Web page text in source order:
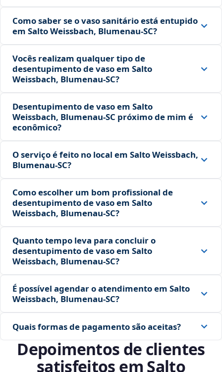
Como saber se o vaso sanitário está entupido
em Salto Weissbach, Blumenau‑SC?
Vocês realizam qualquer tipo de
desentupimento de vaso em Salto
Weissbach, Blumenau‑SC?
Desentupimento de vaso em Salto
Weissbach, Blumenau‑SC próximo de mim é
econômico?
O serviço é feito no local em Salto Weissbach,
Blumenau‑SC?
Como escolher um bom profissional de
desentupimento de vaso em Salto
Weissbach, Blumenau‑SC?
Quanto tempo leva para concluir o
desentupimento de vaso em Salto
Weissbach, Blumenau‑SC?
É possível agendar o atendimento em Salto
Weissbach, Blumenau‑SC?
Quais formas de pagamento são aceitas?
Depoimentos de clientes
satisfeitos em Salto